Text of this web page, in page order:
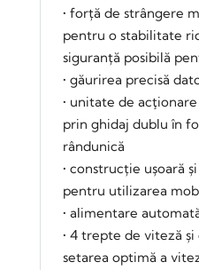
• forță de strângere
pentru o stabilitate
siguranță posibilă
• găurirea precisă
• unitate de
prin ghidaj dublu în
rândunică
• construcție ușoară
pentru utilizarea
• alimentare
• 4 trepte de viteză
setarea optimă a